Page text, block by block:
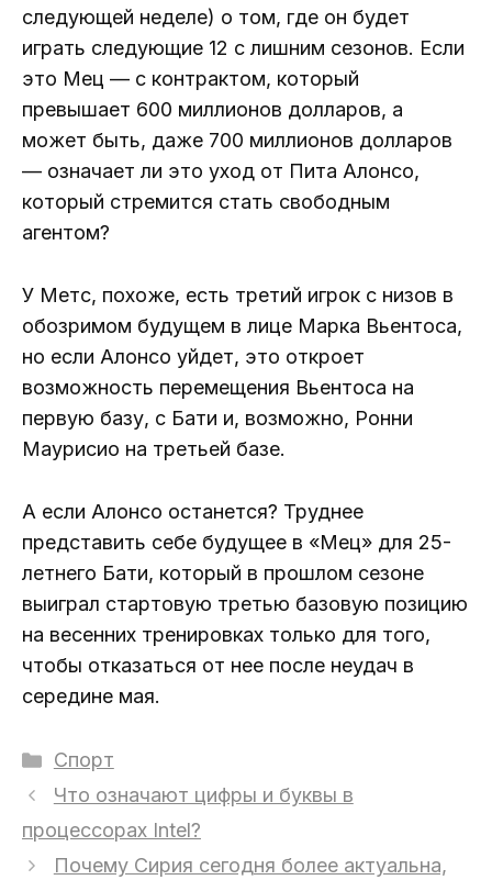
следующей неделе) о том, где он будет
играть следующие 12 с лишним сезонов. Если
это Мец — с контрактом, который
превышает 600 миллионов долларов, а
может быть, даже 700 миллионов долларов
— означает ли это уход от Пита Алонсо,
который стремится стать свободным
агентом?
У Метс, похоже, есть третий игрок с низов в
обозримом будущем в лице Марка Вьентоса,
но если Алонсо уйдет, это откроет
возможность перемещения Вьентоса на
первую базу, с Бати и, возможно, Ронни
Маурисио на третьей базе.
А если Алонсо останется? Труднее
представить себе будущее в «Мец» для 25-
летнего Бати, который в прошлом сезоне
выиграл стартовую третью базовую позицию
на весенних тренировках только для того,
чтобы отказаться от нее после неудач в
середине мая.
Рубрики
Спорт
Что означают цифры и буквы в
процессорах Intel?
Почему Сирия сегодня более актуальна,